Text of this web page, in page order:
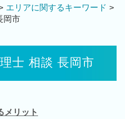
エリアに関するキーワード >
岡市
士 相談 長岡市
メリット